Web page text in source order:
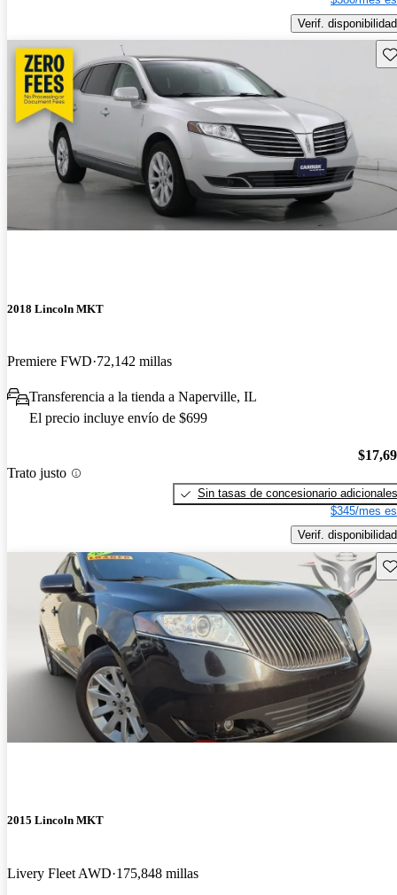
Verif. disponibilidad
2018 Lincoln MKT
Premiere FWD 72,142 millas
Transferencia a la tienda a Naperville, IL
El precio incluye envío de $699
Trato justo
Sin tasas de concesionario adicionales
$345/mes
Verif. disponibilidad
2015 Lincoln MKT
Livery Fleet AWD 175,848 millas